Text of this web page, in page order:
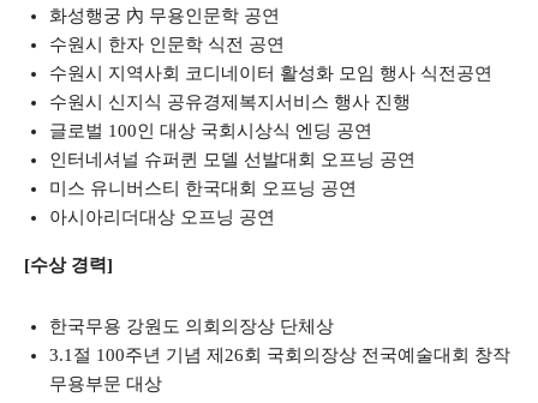
화성행궁 內 무용인문학 공연
수원시 한자 인문학 식전 공연
수원시 지역사회 코디네이터 활성화 모임 행사 식전공연
수원시 신지식 공유경제복지서비스 행사 진행
글로벌 100인 대상 국회시상식 엔딩 공연
인터네셔널 슈퍼퀸 모델 선발대회 오프닝 공연
미스 유니버스티 한국대회 오프닝 공연
아시아리더대상 오프닝 공연
[수상 경력]
한국무용 강원도 의회의장상 단체상
3.1절 100주년 기념 제26회 국회의장상 전국예술대회 창작
무용부문 대상